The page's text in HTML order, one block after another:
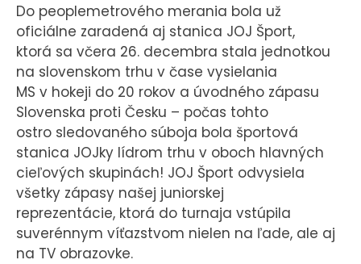
Do peoplemetrového merania bola už
oficiálne zaradená aj stanica JOJ Šport,
ktorá sa včera 26. decembra stala jednotkou
na slovenskom trhu v čase vysielania
MS v hokeji do 20 rokov a úvodného zápasu
Slovenska proti Česku – počas tohto
ostro sledovaného súboja bola športová
stanica JOJky lídrom trhu v oboch hlavných
cieľových skupinách! JOJ Šport odvysiela
všetky zápasy našej juniorskej
reprezentácie, ktorá do turnaja vstúpila
suverénnym víťazstvom nielen na ľade, ale aj
na TV obrazovke.